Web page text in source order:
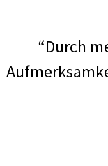
“Durch